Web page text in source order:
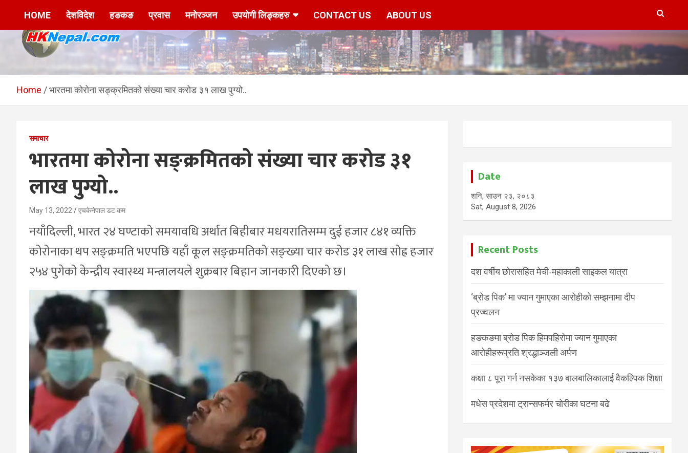
HKNepal.com –
हङकङबाट सञ्चालित पहिलो
hknepal, hknepal.com, hk nepal, hk nepal com
HOME देशविदेश हङकङ प्रवास मनोरञ्जन उपयोगी लिङ्कहरु CONTACT US ABOUT US
Home भारतमा कोरोना सङ्क्रमितको संख्या चार करोड ३१ लाख पुग्यो..
समाचार
भारतमा कोरोना सङ्क्रमितको संख्या चार करोड ३१
लाख पुग्यो..
May 13, 2022 एचकेनेपाल डट कम
नयाँदिल्ली, भारत २४ घण्टाको समयावधि अर्थात बिहीबार मधयरातिसम्म दुई हजार ८४१ व्यक्ति
कोरोनाका थप सङ्क्रमति भएपछि यहाँ कूल सङ्क्रमतिको सङ्ख्या चार करोड ३१ लाख सोह्र हजार
२५४ पुगेको केन्द्रीय स्वास्थ्य मन्त्रालयले शुक्रबार बिहान जानकारी दिएको छ।
Date
शनि, साउन २३, २०८३
Sat, August 8, 2026
Recent Posts
दश वर्षीय छोरासहित मेची-महाकाली साइकल यात्रा
‘ब्रोड पिक’ मा ज्यान गुमाएका आरोहीको सम्झनामा दीप
प्रज्वलन
हङकङमा ब्रोड पिक हिमपहिरोमा ज्यान गुमाएका
आरोहीहरूप्रति श्रद्धाञ्जली अर्पण
कक्षा ८ पूरा गर्न नसकेका १३७ बालबालिकालाई वैकल्पिक शिक्षा
मधेस प्रदेशमा ट्रान्सफर्मर चोरीका घटना बढे